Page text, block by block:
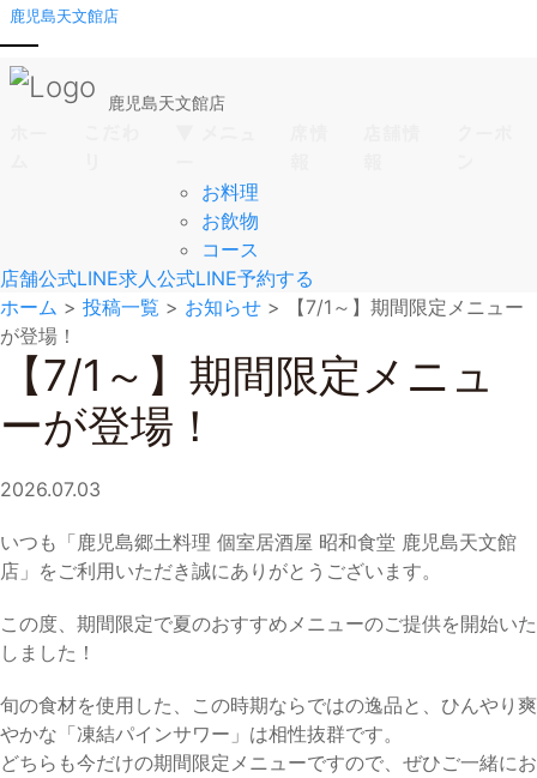
鹿児島天文館店
鹿児島天文館店
お料理
お飲物
コース
店舗公式LINE求人公式LINE予約する
ホーム > 投稿一覧 > お知らせ >
【7/1～】期間限定メニュー
が登場！
【7/1～】期間限定メニュ
ーが登場！
2026.07.03
いつも「鹿児島郷土料理 個室居酒屋 昭和食堂 鹿児島天文館
店」をご利用いただき誠にありがとうございます。
この度、期間限定で夏のおすすめメニューのご提供を開始いた
しました！
旬の食材を使用した、この時期ならではの逸品と、ひんやり爽
やかな「凍結パインサワー」は相性抜群です。
どちらも今だけの期間限定メニューですので、ぜひご一緒にお